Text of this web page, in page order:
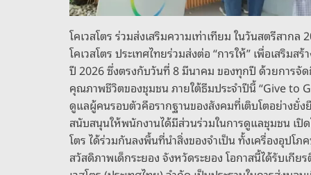
โคเวสโตร ร่วมส่งเสริมความเท่าเทียม ในวันสตรีสาก
โคเวสโตร ประเทศไทยร่วมส่งต่อ “การให้” เพื่อเสริม
ปี 2026 ซึ่งตรงกับวันที่ 8 มีนาคม ของทุกปี ด้วยการจั
คุณภาพชีวิตของชุมชน ภายใต้ธีมประจำปีนี้ “Give to
ดูแลผู้คนรอบตัวคือรากฐานของสังคมที่เติบโตอย่าง
สนับสนุนให้พนักงานได้มีส่วนร่วมในการดูแลชุมชน เปิ
โตร ได้ร่วมกันลงพื้นที่นำสิ่งของจำเป็น ทั้งเครื่องอุปโ
สวัสดิภาพเด็กระยอง จังหวัดระยอง โอกาสนี้ได้รับเ